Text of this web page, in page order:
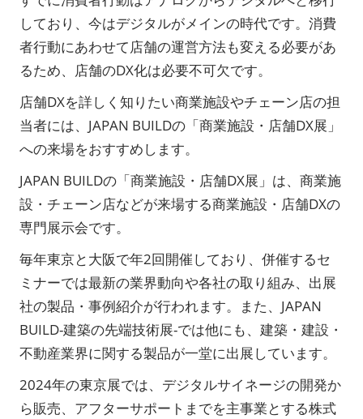
しており、今はデジタルがメインの時代です。消費
者行動にあわせて店舗の運営方法も変える必要があ
るため、店舗のDX化は必要不可欠です。
店舗DXを詳しく知りたい商業施設やチェーン店の担
当者には、JAPAN BUILDの「商業施設・店舗DX展」
への来場をおすすめします。
JAPAN BUILDの「商業施設・店舗DX展」は、商業施
設・チェーン店などが来場する商業施設・店舗DXの
専門展示会です。
毎年東京と大阪で年2回開催しており、併催するセ
ミナーでは最新の業界動向や各社の取り組み、出展
社の製品・事例紹介が行われます。また、JAPAN
BUILD-建築の先端技術展-では他にも、建築・建設・
不動産業界に関する製品が一堂に出展しています。
2024年の東京展では、デジタルサイネージの開発か
ら販売、アフターサポートまでを主事業とする株式